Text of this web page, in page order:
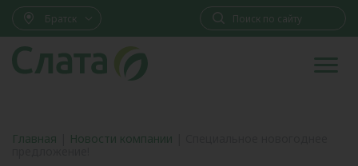
Братск
Главная Новости компании